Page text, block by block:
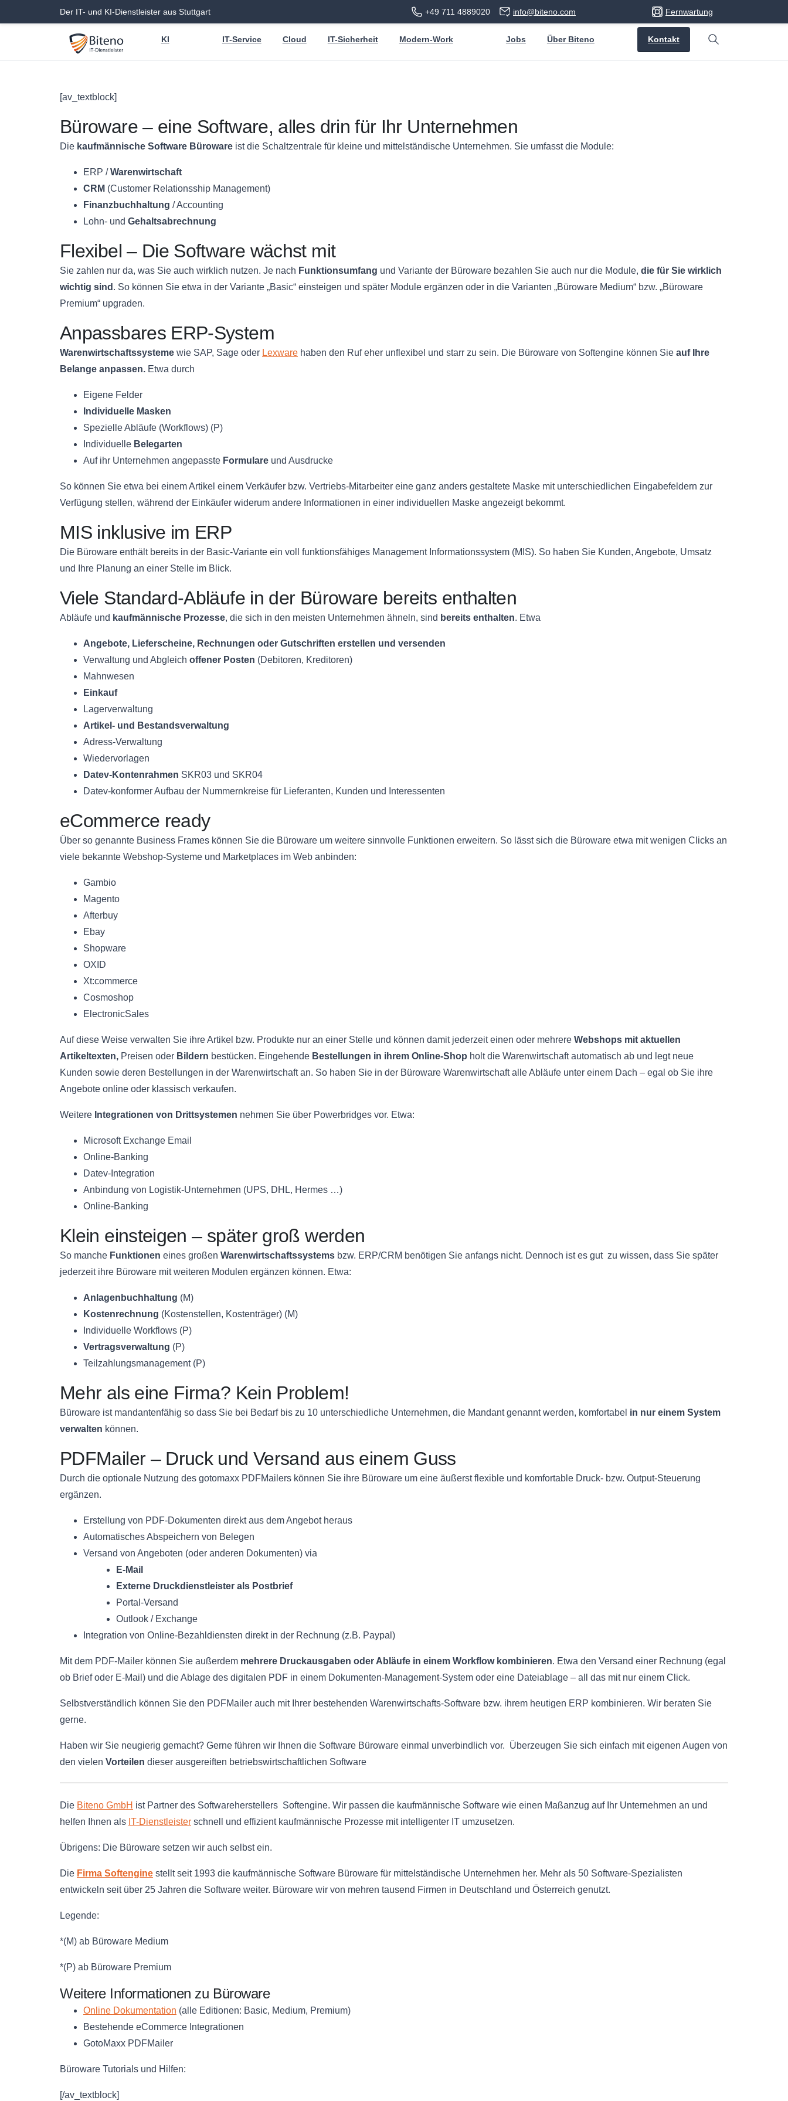
Der IT- und KI-Dienstleister aus Stuttgart +49 711 4889020 info@biteno.com Fernwartung
KI IT-Service Cloud IT-Sicherheit Modern-Work Jobs Über Biteno Kontakt
Search
[av_textblock]
Büroware – eine Software, alles drin für Ihr Unternehmen
Die kaufmännische Software Büroware ist die Schaltzentrale für kleine und mittelständische Unternehmen. Sie umfasst die Module:
ERP /Warenwirtschaft
CRM (Customer Relationsship Management)
Finanzbuchhaltung / Accounting
Lohn- und Gehaltsabrechnung
Flexibel – Die Software wächst mit
Sie zahlen nur da, was Sie auch wirklich nutzen. Je nach Funktionsumfang und Variante der Büroware bezahlen Sie auch nur die Module, die für Sie wirklich
wichtig sind . So können Sie etwa in der Variante „Basic“ einsteigen und später Module ergänzen oder in die Varianten „Büroware Medium“ bzw. „Büroware
Premium“ upgraden.
Anpassbares ERP-System
Warenwirtschaftssysteme wie SAP, Sage oder Lexware haben den Ruf eher unflexibel und starr zu sein. Die Büroware von Softengine können Sie auf Ihre
Belange anpassen. Etwa durch
Eigene Felder
Individuelle Masken
Spezielle Abläufe (Workflows) (P)
Individuelle Belegarten
Auf ihr Unternehmen angepasste Formulare und Ausdrucke
So können Sie etwa bei einem Artikel einem Verkäufer bzw. Vertriebs-Mitarbeiter eine ganz anders gestaltete Maske mit unterschiedlichen Eingabefeldern zur
Verfügung stellen, während der Einkäufer widerum andere Informationen in einer individuellen Maske angezeigt bekommt.
MIS inklusive im ERP
Die Büroware enthält bereits in der Basic-Variante ein voll funktionsfähiges Management Informationssystem (MIS). So haben Sie Kunden, Angebote, Umsatz
und Ihre Planung an einer Stelle im Blick.
Viele Standard-Abläufe in der Büroware bereits enthalten
Abläufe und kaufmännische Prozesse, die sich in den meisten Unternehmen ähneln, sind bereits enthalten. Etwa
Angebote, Lieferscheine, Rechnungen oder Gutschriften erstellen und versenden
Verwaltung und Abgleich offener Posten (Debitoren, Kreditoren)
Mahnwesen
Einkauf
Lagerverwaltung
Artikel- und Bestandsverwaltung
Adress-Verwaltung
Wiedervorlagen
Datev-Kontenrahmen SKR03 und SKR04
Datev-konformer Aufbau der Nummernkreise für Lieferanten, Kunden und Interessenten
eCommerce ready
Über so genannte Business Frames können Sie die Büroware um weitere sinnvolle Funktionen erweitern. So lässt sich die Büroware etwa mit wenigen Clicks an
viele bekannte Webshop-Systeme und Marketplaces im Web anbinden:
Gambio
Magento
Afterbuy
Ebay
Shopware
OXID
Xt:commerce
Cosmoshop
ElectronicSales
Auf diese Weise verwalten Sie ihre Artikel bzw. Produkte nur an einer Stelle und können damit jederzeit einen oder mehrere Webshops mit aktuellen
Artikeltexten, Preisen oder Bildern bestücken. Eingehende Bestellungen in ihrem Online-Shop holt die Warenwirtschaft automatisch ab und legt neue
Kunden sowie deren Bestellungen in der Warenwirtschaft an. So haben Sie in der Büroware Warenwirtschaft alle Abläufe unter einem Dach – egal ob Sie ihre
Angebote online oder klassisch verkaufen.
Weitere Integrationen von Drittsystemen nehmen Sie über Powerbridges vor. Etwa:
Microsoft Exchange Email
Online-Banking
Datev-Integration
Anbindung von Logistik-Unternehmen (UPS, DHL, Hermes …)
Online-Banking
Klein einsteigen – später groß werden
So manche Funktionen eines großen Warenwirtschaftssystems bzw. ERP/CRM benötigen Sie anfangs nicht. Dennoch ist es gut zu wissen, dass Sie später
jederzeit ihre Büroware mit weiteren Modulen ergänzen können. Etwa:
Anlagenbuchhaltung (M)
Kostenrechnung (Kostenstellen, Kostenträger) (M)
Individuelle Workflows (P)
Vertragsverwaltung (P)
Teilzahlungsmanagement (P)
Mehr als eine Firma? Kein Problem!
Büroware ist mandantenfähig so dass Sie bei Bedarf bis zu 10 unterschiedliche Unternehmen, die Mandant genannt werden, komfortabel in nur einem System
verwalten können.
PDFMailer – Druck und Versand aus einem Guss
Durch die optionale Nutzung des gotomaxx PDFMailers können Sie ihre Büroware um eine äußerst flexible und komfortable Druck- bzw. Output-Steuerung
ergänzen.
Erstellung von PDF-Dokumenten direkt aus dem Angebot heraus
Automatisches Abspeichern von Belegen
Versand von Angeboten (oder anderen Dokumenten) via
E-Mail
Externe Druckdienstleister als Postbrief
Portal-Versand
Outlook / Exchange
Integration von Online-Bezahldiensten direkt in der Rechnung (z.B. Paypal)
Mit dem PDF-Mailer können Sie außerdem mehrere Druckausgaben oder Abläufe in einem Workflow kombinieren. Etwa den Versand einer Rechnung (egal
ob Brief oder E-Mail) und die Ablage des digitalen PDF in einem Dokumenten-Management-System oder eine Dateiablage – all das mit nur einem Click.
Selbstverständlich können Sie den PDFMailer auch mit Ihrer bestehenden Warenwirtschafts-Software bzw. ihrem heutigen ERP kombinieren. Wir beraten Sie
gerne.
Haben wir Sie neugierig gemacht? Gerne führen wir Ihnen die Software Büroware einmal unverbindlich vor. Überzeugen Sie sich einfach mit eigenen Augen von
den vielen Vorteilen dieser ausgereiften betriebswirtschaftlichen Software
Die Biteno GmbH ist Partner des Softwareherstellers Softengine. Wir passen die kaufmännische Software wie einen Maßanzug auf Ihr Unternehmen an und
helfen Ihnen als IT-Dienstleister schnell und effizient kaufmännische Prozesse mit intelligenter IT umzusetzen.
Übrigens: Die Büroware setzen wir auch selbst ein.
Die Firma Softengine stellt seit 1993 die kaufmännische Software Büroware für mittelständische Unternehmen her. Mehr als 50 Software-Spezialisten
entwickeln seit über 25 Jahren die Software weiter. Büroware wir von mehren tausend Firmen in Deutschland und Österreich genutzt.
Legende:
*(M) ab Büroware Medium
*(P) ab Büroware Premium
Weitere Informationen zu Büroware
Online Dokumentation (alle Editionen: Basic, Medium, Premium)
Bestehende eCommerce Integrationen
GotoMaxx PDFMailer
Büroware Tutorials und Hilfen:
[/av_textblock]